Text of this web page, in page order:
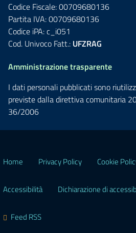
Codice Fiscale: 00709680136
Partita IVA: 00709680136
Codice iPA: c_i051
Cod. Univoco Fatt.: UFZRAG
Amministrazione trasparente
I dati personali pubblicati sono
previste dalla direttiva comunitaria
36/2006
Home Privacy Policy Cookie
Accessibilità Dichiarazione di
Feed RSS